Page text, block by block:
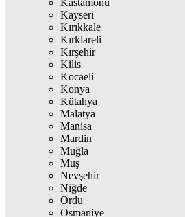
Kastamonu
Kayseri
Kırıkkale
Kırklareli
Kırşehir
Kilis
Kocaeli
Konya
Kütahya
Malatya
Manisa
Mardin
Muğla
Muş
Nevşehir
Niğde
Ordu
Osmaniye